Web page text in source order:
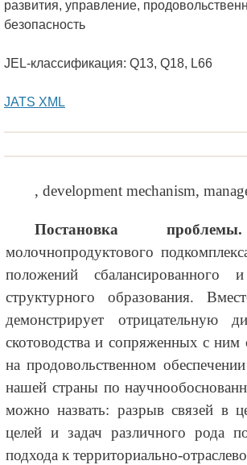
развития, управление,
безопасность
JEL-классификация: Q13, Q18, L66
JATS XML
, development mechanism,
Постановка
молочнопродуктового
положений сбалансированного
структурного образования.
демонстрирует отрицательную
скотоводства и сопряженных с ним
на продовольственном
нашей страны по
можно назвать: разрыв связей в
целей и задач различного рода
подхода к территориально-